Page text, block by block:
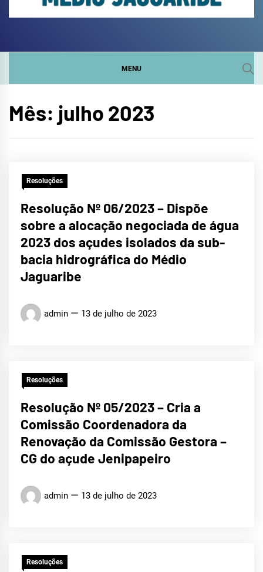
HIDROGRÁFICA DO
MÉDIO JAGUARIBE
MENU
Mês: julho 2023
Resoluções
Resolução Nº 06/2023 – Dispõe
sobre a alocação negociada de água
2023 dos açudes isolados da sub-
bacia hidrográfica do Médio
Jaguaribe
admin 13 de julho de 2023
Resoluções
Resolução Nº 05/2023 – Cria a
Comissão Coordenadora da
Renovação da Comissão Gestora –
CG do açude Jenipapeiro
admin 13 de julho de 2023
Resoluções